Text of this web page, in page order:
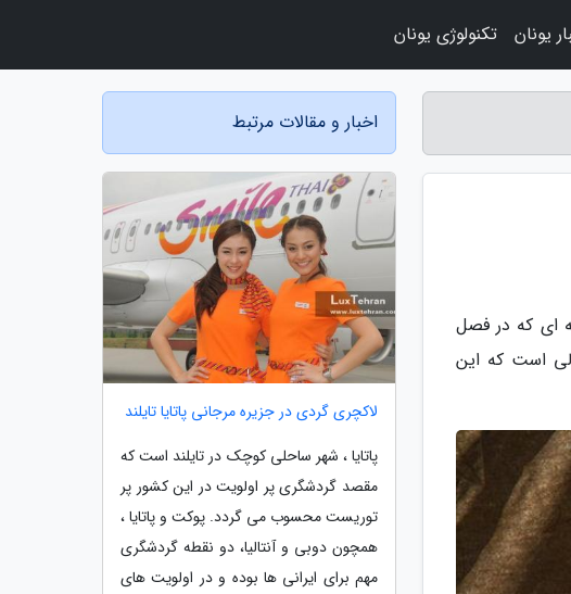
ای که در فصل
است که این
اخبار و مقالات مرتبط
لاکچری گردی در جزیره مرجانی پاتایا تایلند
پاتایا ، شهر ساحلی کوچک در تایلند است که
مقصد گردشگری پر اولویت در این کشور پر
توریست محسوب می گردد. پوکت و پاتایا ،
همچون دوبی و آنتالیا، دو نقطه گردشگری
مهم برای ایرانی ها بوده و در اولویت های
یونان تکنولوژی یونان